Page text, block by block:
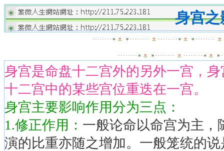
身宫之
身宫是命盘十二宫外的另外一宫，
十二宫中的某些宫位重迭在一宫。
身宫主要影响作用分为三点：
1.修正作用： 一般论命以命宫为主，
演的比重亦随之增加。一般笼统的